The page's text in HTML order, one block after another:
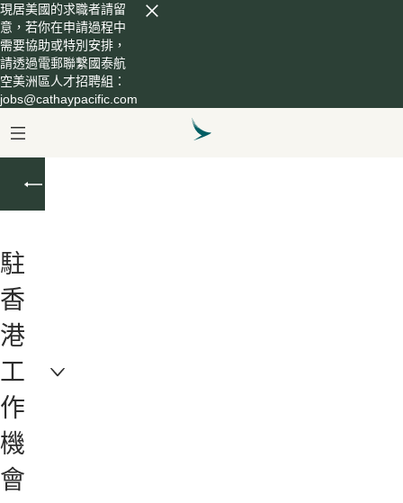
現居美國的求職者請留
意，若你在申請過程中
需要協助或特別安排，
請透過電郵聯繫國泰航
空美洲區人才招聘組：
jobs@cathaypacific.com
駐
香
港
工
作
機
會